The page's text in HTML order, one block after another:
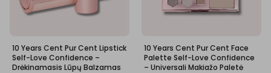
10 Years Cent Pur Cent Lipstick
Self-Love Confidence –
Drėkinamasis Lūpų Balzamas
10 Years Cent Pur Cent Face
Palette Self-Love Confidence
– Universali Makiažo Paletė